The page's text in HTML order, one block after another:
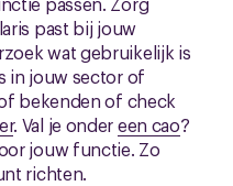
past bij jouw
wat gebruikelijk is
in jouw sector of
bekenden of check
. Val je ondereen cao?
jouw functie. Zo
richten.